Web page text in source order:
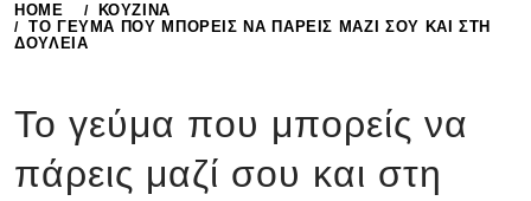
HOME
ΚΟΥΖΙΝΑ
ΤΟ ΓΕΎΜΑ ΠΟΥ ΜΠΟΡΕΊΣ ΝΑ ΠΆΡΕΙΣ ΜΑΖΊ ΣΟΥ ΚΑΙ ΣΤΗ
ΔΟΥΛΕΙΆ
Το γεύμα που μπορείς να
πάρεις μαζί σου και στη